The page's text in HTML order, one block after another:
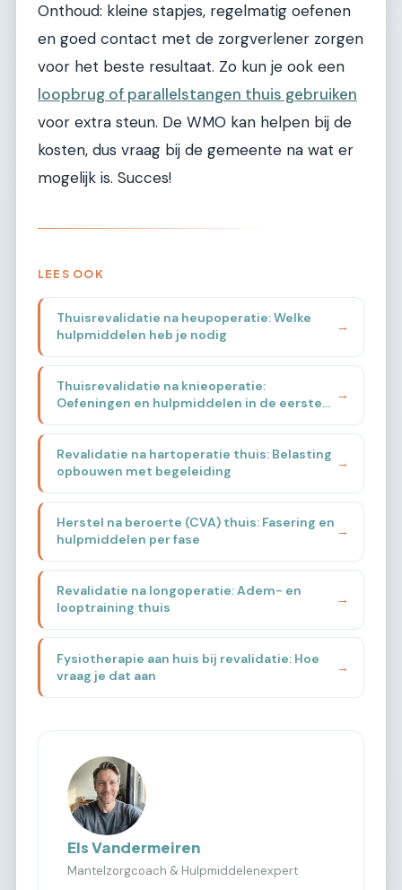
Onthoud: kleine stapjes, regelmatig oefenen
en goed contact met de zorgverlener zorgen
voor het beste resultaat. Zo kun je ook een
loopbrug of parallelstangen thuis gebruiken
voor extra steun. De WMO kan helpen bij de
kosten, dus vraag bij de gemeente na wat er
mogelijk is. Succes!
LEES OOK
Thuisrevalidatie na heupoperatie: Welke
hulpmiddelen heb je nodig
→
Thuisrevalidatie na knieoperatie:
Oefeningen en hulpmiddelen in de eerste
→
Revalidatie na hartoperatie thuis: Belasting
opbouwen met begeleiding
→
Herstel na beroerte (CVA) thuis: Fasering en
hulpmiddelen per fase
→
Revalidatie na longoperatie: Adem- en
looptraining thuis
→
Fysiotherapie aan huis bij revalidatie: Hoe
vraag je dat aan
→
Els Vandermeiren
Mantelzorgcoach & Hulpmiddelenexpert